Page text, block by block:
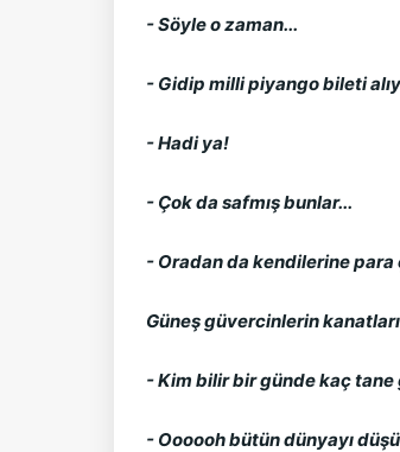
- Söyle o zaman...
- Gidip milli piyango bileti
- Hadi ya!
- Çok da safmış bunlar...
- Oradan da kendilerine para
Güneş güvercinlerin
- Kim bilir bir günde kaç tane
- Oooooh bütün dünyayı